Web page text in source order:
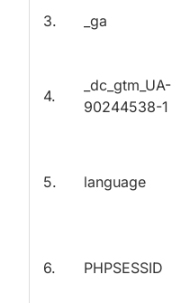
3. _ga
4.
_dc_gtm_UA-
90244538-1
5. language
6. PHPSESSID